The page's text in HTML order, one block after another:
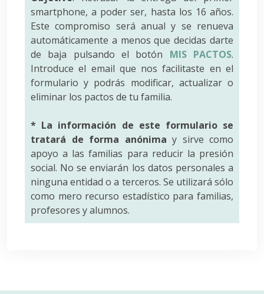
smartphone, a poder ser, hasta los 16 años.
Este compromiso será anual y se renueva
automáticamente a menos que decidas darte
de baja pulsando el botón MIS PACTOS.
Introduce el email que nos facilitaste en el
formulario y podrás modificar, actualizar o
eliminar los pactos de tu familia.
* La información de este formulario se
tratará de forma anónima y sirve como
apoyo a las familias para reducir la presión
social. No se enviarán los datos personales a
ninguna entidad o a terceros. Se utilizará sólo
como mero recurso estadístico para familias,
profesores y alumnos.